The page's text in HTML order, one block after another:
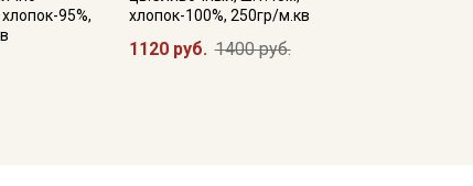
95%,
хлопок-100%, 250гр/м.кв
1120 руб. 1400 руб.